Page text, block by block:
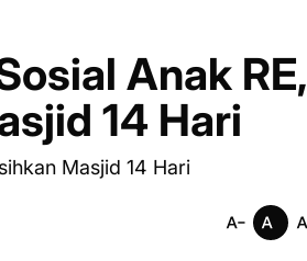
Anak RE,
14 Hari
Masjid 14 Hari